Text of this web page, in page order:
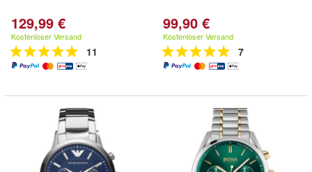
129,99 €
Kostenloser Versand
11
99,90 €
Kostenloser Versand
7